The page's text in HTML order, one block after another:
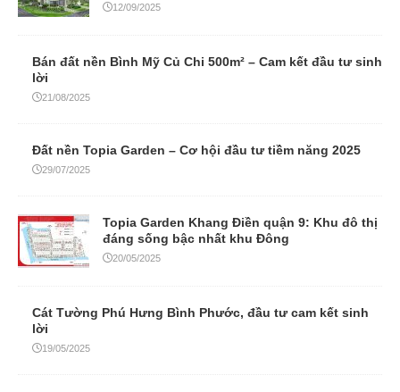
12/09/2025
Bán đất nền Bình Mỹ Củ Chi 500m² – Cam kết đầu tư sinh
lời
21/08/2025
Đất nền Topia Garden – Cơ hội đầu tư tiềm năng 2025
29/07/2025
Topia Garden Khang Điền quận 9: Khu đô thị
đáng sống bậc nhất khu Đông
20/05/2025
Cát Tường Phú Hưng Bình Phước, đầu tư cam kết sinh
lời
19/05/2025